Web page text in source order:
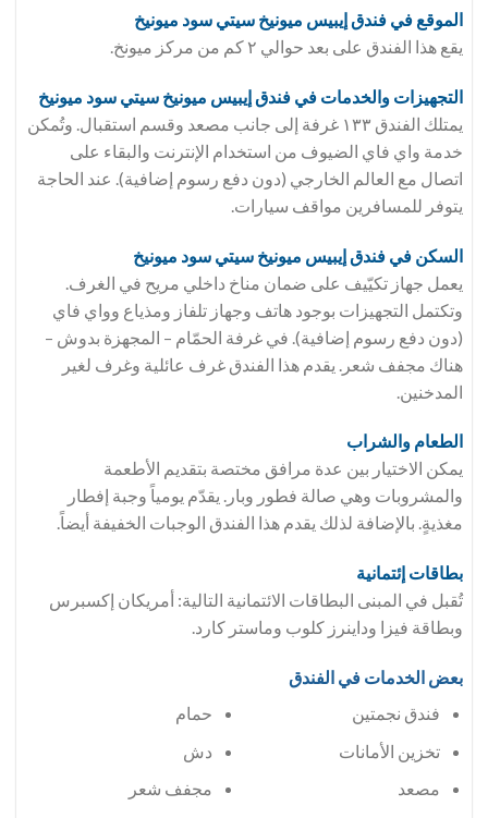
الموقع في فندق إيبيس ميونيخ سيتي سود ميونيخ
يقع هذا الفندق على بعد حوالي ٢ كم من مركز ميونخ.
التجهيزات والخدمات في فندق إيبيس ميونيخ سيتي سود ميونيخ
يمتلك الفندق ١٣٣ غرفة إلى جانب مصعد وقسم استقبال. وتُمكن
خدمة واي فاي الضيوف من استخدام الإنترنت والبقاء على
اتصال مع العالم الخارجي (دون دفع رسوم إضافية). عند الحاجة
يتوفر للمسافرين مواقف سيارات.
السكن في فندق إيبيس ميونيخ سيتي سود ميونيخ
يعمل جهاز تكيّيف على ضمان مناخ داخلي مريح في الغرف.
وتكتمل التجهيزات بوجود هاتف وجهاز تلفاز ومذياع وواي فاي
(دون دفع رسوم إضافية). في غرفة الحمّام – المجهزة بدوش –
هناك مجفف شعر. يقدم هذا الفندق غرف عائلية وغرف لغير
المدخنين.
الطعام والشراب
يمكن الاختيار بين عدة مرافق مختصة بتقديم الأطعمة
والمشروبات وهي صالة فطور وبار. يقدّم يومياً وجبة إفطار
مغذيةٍ. بالإضافة لذلك يقدم هذا الفندق الوجبات الخفيفة أيضاً.
بطاقات إئتمانية
تُقبل في المبنى البطاقات الائتمانية التالية: أمريكان إكسبرس
وبطاقة فيزا وداينرز كلوب وماستر كارد.
بعض الخدمات في الفندق
فندق نجمتين
تخزين الأمانات
مصعد
حمام
دش
مجفف شعر